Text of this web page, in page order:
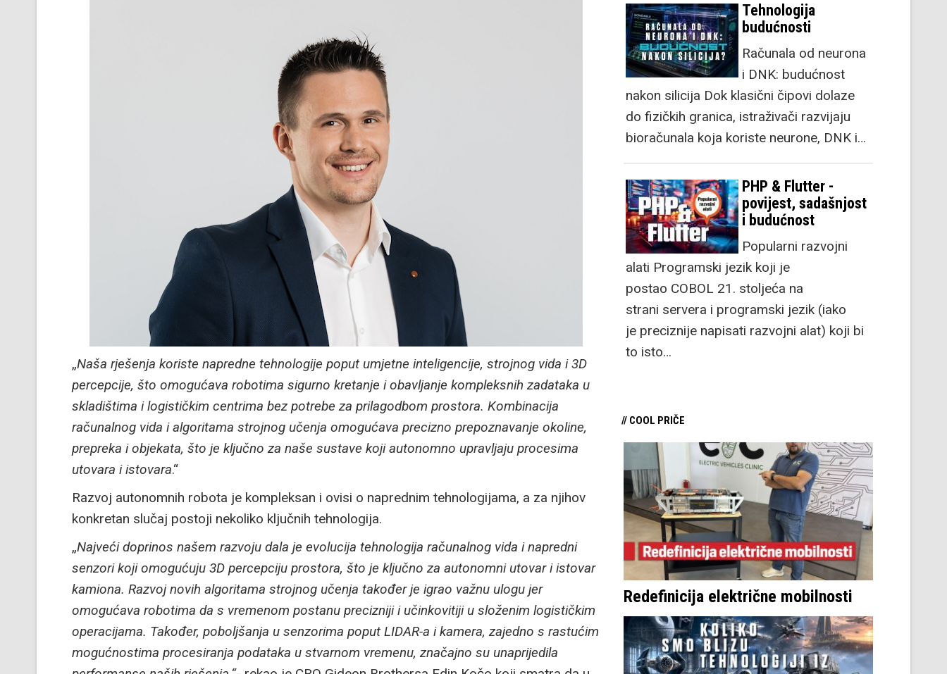
„Naša rješenja koriste napredne tehnologije poput umjetne inteligencije, strojnog vida i 3D
percepcije, što omogućava robotima sigurno kretanje i obavljanje kompleksnih zadataka u
skladištima i logističkim centrima bez potrebe za prilagodbom prostora. Kombinacija
računalnog vida i algoritama strojnog učenja omogućava precizno prepoznavanje okoline,
prepreka i objekata, što je ključno za naše sustave koji autonomno upravljaju procesima
utovara i istovara.“
Razvoj autonomnih robota je kompleksan i ovisi o naprednim tehnologijama, a za njihov
konkretan slučaj postoji nekoliko ključnih tehnologija.
„Najveći doprinos našem razvoju dala je evolucija tehnologija računalnog vida i napredni
senzori koji omogućuju 3D percepciju prostora, što je ključno za autonomni utovar i istovar
kamiona. Razvoj novih algoritama strojnog učenja također je igrao važnu ulogu jer
omogućava robotima da s vremenom postanu precizniji i učinkovitiji u složenim logističkim
operacijama. Također, poboljšanja u senzorima poput LIDAR-a i kamera, zajedno s rastućim
mogućnostima procesiranja podataka u stvarnom vremenu, značajno su unaprijedila
Tehnologija
budućnosti
Računala od neurona
i DNK: budućnost
nakon silicija Dok klasični čipovi dolaze
do fizičkih granica, istraživači razvijaju
bioračunala koja koriste neurone, DNK i…
PHP & Flutter -
povijest, sadašnjost
i budućnost
Popularni razvojni
alati Programski jezik koji je
postao COBOL 21. stoljeća na
strani servera i programski jezik (iako
je preciznije napisati razvojni alat) koji bi
to isto…
// COOL PRIČE
Redefinicija električne mobilnosti